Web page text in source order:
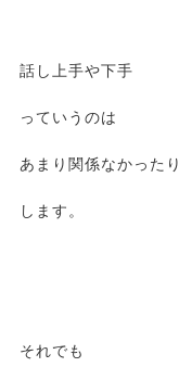
話し上手や下手
っていうのは
あまり関係なかったり
します。
それでも